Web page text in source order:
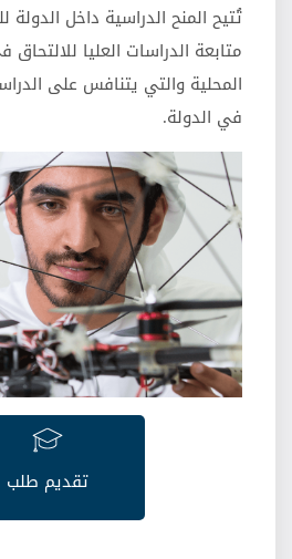
تُتيح المنح الدراسية داخل الدولة
متابعة الدراسات العليا
المحلية والتي يتنافس على
في الدولة.
تقديم طلب